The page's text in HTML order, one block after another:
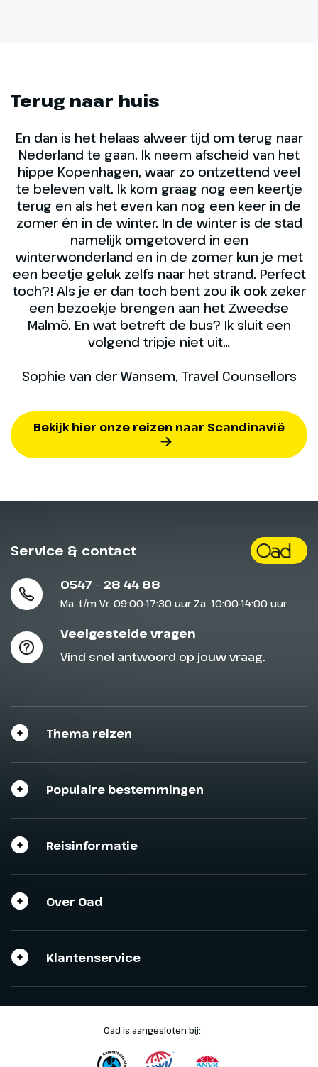
Terug naar huis
En dan is het helaas alweer tijd om terug naar
Nederland te gaan. Ik neem afscheid van het
hippe Kopenhagen, waar zo ontzettend veel
te beleven valt. Ik kom graag nog een keertje
terug en als het even kan nog een keer in de
zomer én in de winter. In de winter is de stad
namelijk omgetoverd in een
winterwonderland en in de zomer kun je met
een beetje geluk zelfs naar het strand. Perfect
toch?! Als je er dan toch bent zou ik ook zeker
een bezoekje brengen aan het Zweedse
Malmö. En wat betreft de bus? Ik sluit een
volgend tripje niet uit…
Sophie van der Wansem, Travel Counsellors
Bekijk hier onze reizen naar Scandinavië
Service & contact
0547 - 28 44 88
Ma. t/m Vr. 09:00-17:30 uur Za. 10:00-14:00 uur
Veelgestelde vragen
Vind snel antwoord op jouw vraag.
Thema reizen
Populaire bestemmingen
Reisinformatie
Over Oad
Klantenservice
Oad is aangesloten bij: